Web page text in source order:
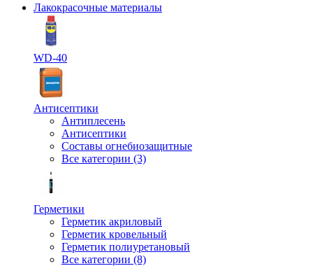
Лакокрасочные материалы
WD-40
Антисептики
Антиплесень
Антисептики
Составы огнебиозащитные
Все категории (3)
Герметики
Герметик акриловый
Герметик кровельный
Герметик полиуретановый
Все категории (8)